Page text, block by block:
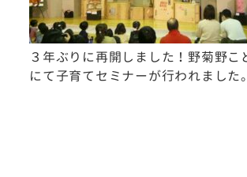
３年ぶりに再開しました！野菊野こ
にて子育てセミナーが行われました